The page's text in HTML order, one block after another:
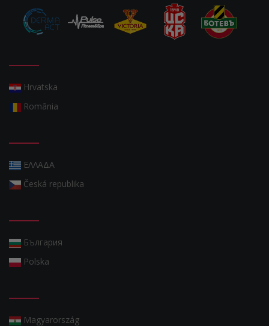
Hrvatska
România
ΕΛΛΑΔΑ
Česká republika
България
Polska
Magyarország